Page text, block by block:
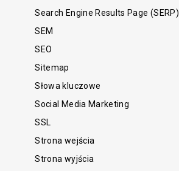
Search Engine Results Page (SERP)
SEM
SEO
Sitemap
Słowa kluczowe
Social Media Marketing
SSL
Strona wejścia
Strona wyjścia